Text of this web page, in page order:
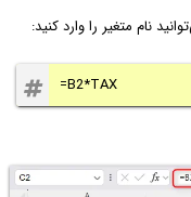
=B2*TAX